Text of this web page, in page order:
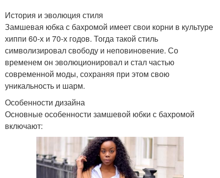
История и эволюция стиля
Замшевая юбка с бахромой имеет свои корни в культуре
хиппи 60-х и 70-х годов. Тогда такой стиль
символизировал свободу и неповиновение. Со
временем он эволюционировал и стал частью
современной моды, сохраняя при этом свою
уникальность и шарм.
Особенности дизайна
Основные особенности замшевой юбки с бахромой
включают: